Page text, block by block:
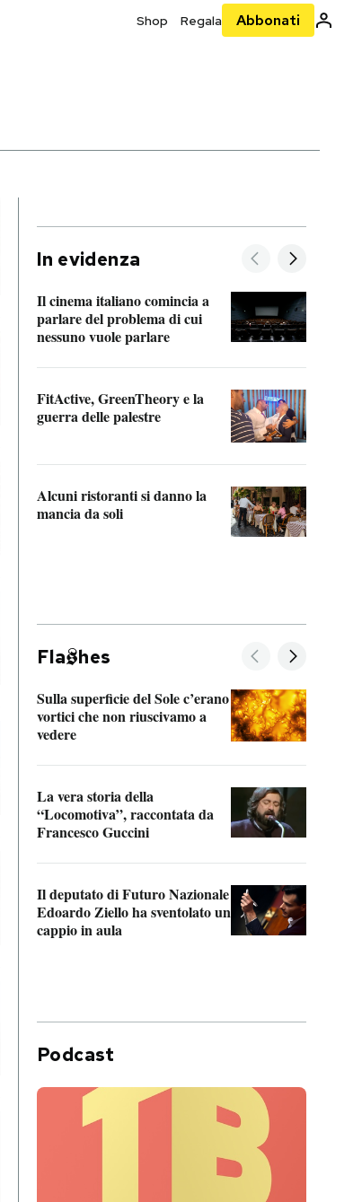
Shop Regala Abbonati
In evidenza
Il cinema italiano comincia a
parlare del problema di cui
nessuno vuole parlare
FitActive, GreenTheory e la
guerra delle palestre
Alcuni ristoranti si danno la
mancia da soli
Fla hes
Sulla superficie del Sole c’erano
vortici che non riuscivamo a
vedere
La vera storia della
“Locomotiva”, raccontata da
Francesco Guccini
Il deputato di Futuro Nazionale
Edoardo Ziello ha sventolato un
cappio in aula
Podcast